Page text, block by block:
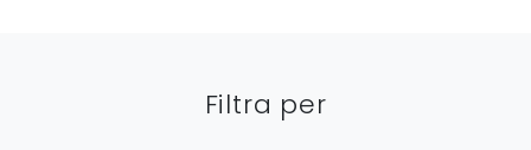
Filtra per